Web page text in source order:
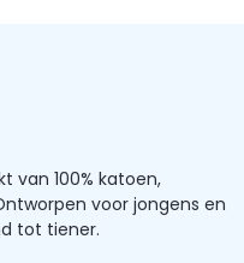
van 100% katoen,
voor jongens en
tot tiener.